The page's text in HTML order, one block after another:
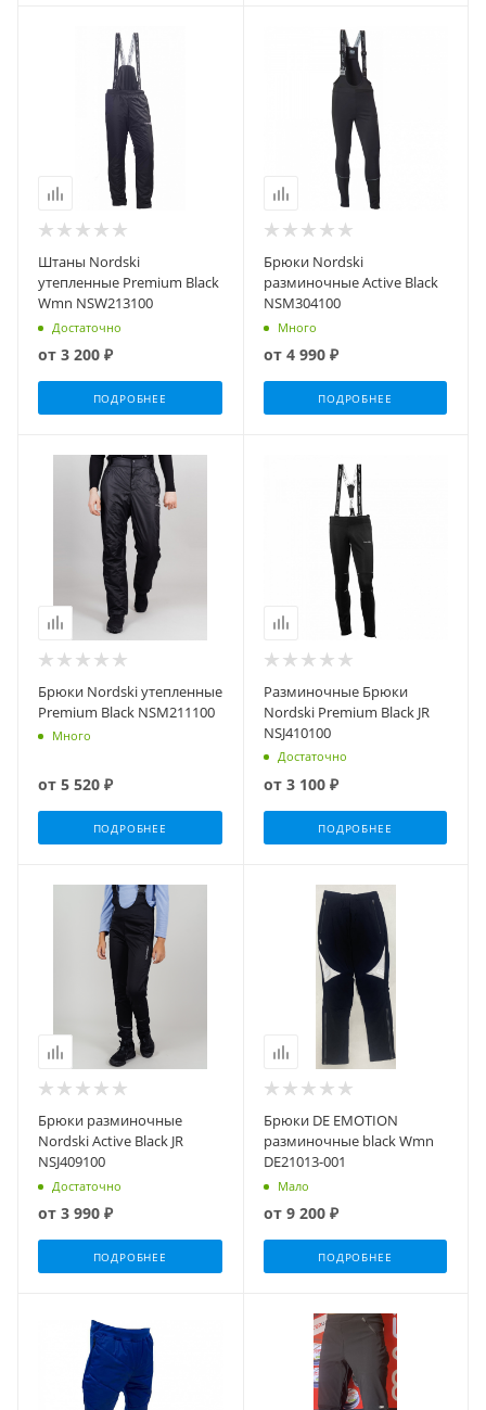
Штаны Nordski
утепленные Premium Black
Wmn NSW213100
Достаточно
от 3 200 ₽
ПОДРОБНЕЕ
Брюки Nordski
разминочные Active Black
NSM304100
Много
от 4 990 ₽
ПОДРОБНЕЕ
Брюки Nordski утепленные
Premium Black NSM211100
Много
от 5 520 ₽
ПОДРОБНЕЕ
Разминочные Брюки
Nordski Premium Black JR
NSJ410100
Достаточно
от 3 100 ₽
ПОДРОБНЕЕ
Брюки разминочные
Nordski Active Black JR
NSJ409100
Достаточно
от 3 990 ₽
ПОДРОБНЕЕ
Брюки DE EMOTION
разминочные black Wmn
DE21013-001
Мало
от 9 200 ₽
ПОДРОБНЕЕ